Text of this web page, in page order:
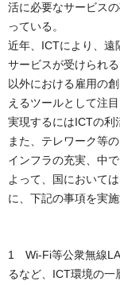
活に必要なサービス
っている。
近年、ICTにより、遠
サービスが受けられ
以外における雇用の
えるツールとして注
実現するにはICTの利
また、テレワーク等
インフラの充実、中
よって、国において
に、下記の事項を実
1 Wi-Fi等公衆無線
るなど、ICT環境の一